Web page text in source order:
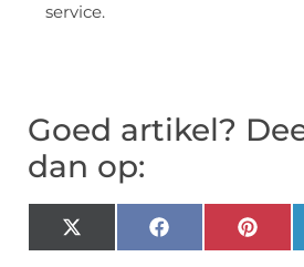
service.
Goed artikel?
dan op:
X
(Twitter)
Facebook